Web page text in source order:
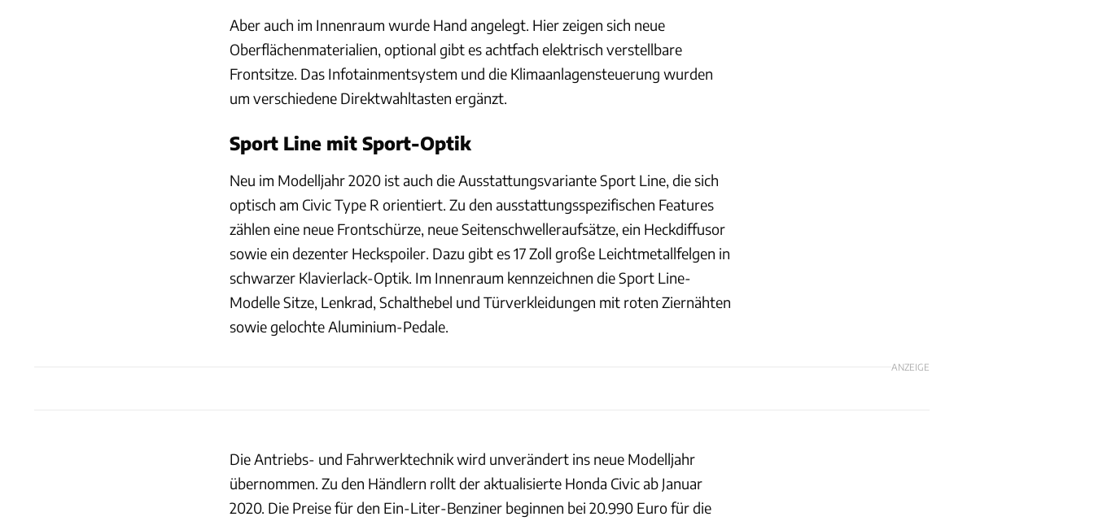
Aber auch im Innenraum wurde Hand angelegt. Hier zeigen sich neue
Oberflächenmaterialien, optional gibt es achtfach elektrisch verstellbare
Frontsitze. Das Infotainmentsystem und die Klimaanlagensteuerung wurden
um verschiedene Direktwahltasten ergänzt.
Sport Line mit Sport-Optik
Neu im Modelljahr 2020 ist auch die Ausstattungsvariante Sport Line, die sich
optisch am Civic Type R orientiert. Zu den ausstattungsspezifischen Features
zählen eine neue Frontschürze, neue Seitenschwelleraufsätze, ein Heckdiffusor
sowie ein dezenter Heckspoiler. Dazu gibt es 17 Zoll große Leichtmetallfelgen in
schwarzer Klavierlack-Optik. Im Innenraum kennzeichnen die Sport Line-
Modelle Sitze, Lenkrad, Schalthebel und Türverkleidungen mit roten Ziernähten
sowie gelochte Aluminium-Pedale.
ANZEIGE
Die Antriebs- und Fahrwerktechnik wird unverändert ins neue Modelljahr
übernommen. Zu den Händlern rollt der aktualisierte Honda Civic ab Januar
2020. Die Preise für den Ein-Liter-Benziner beginnen bei 20.990 Euro für die